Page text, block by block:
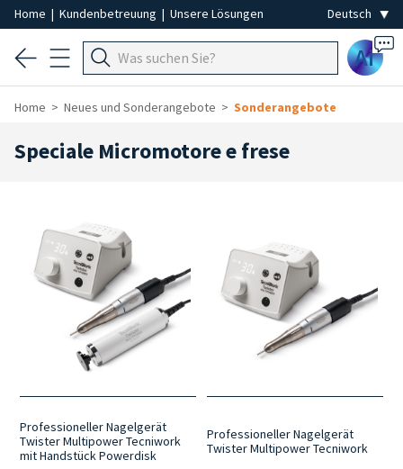
Home | Kundenbetreuung | Unsere Lösungen
Ai
Home Neues und Sonderangebote Sonderangebote
Speciale Micromotore e frese
Professioneller Nagelgerät
Twister Multipower Tecniwork
mit Handstück Powerdisk
Professioneller Nagelgerät
Twister Multipower Tecniwork